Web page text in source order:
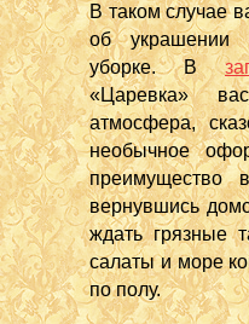
В таком случае
об украшении
уборке. В
«Царевка»
атмосфера,
необычное
преимущество
вернувшись
ждать грязные
салаты и море
по полу.